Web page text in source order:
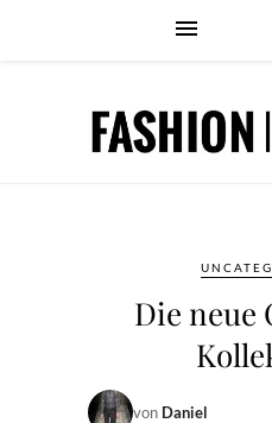
Die neue
von Daniel